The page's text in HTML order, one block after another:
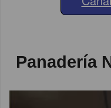
Panadería